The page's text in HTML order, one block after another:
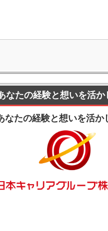
なたの経験と想いを活
なたの経験と想いを活か